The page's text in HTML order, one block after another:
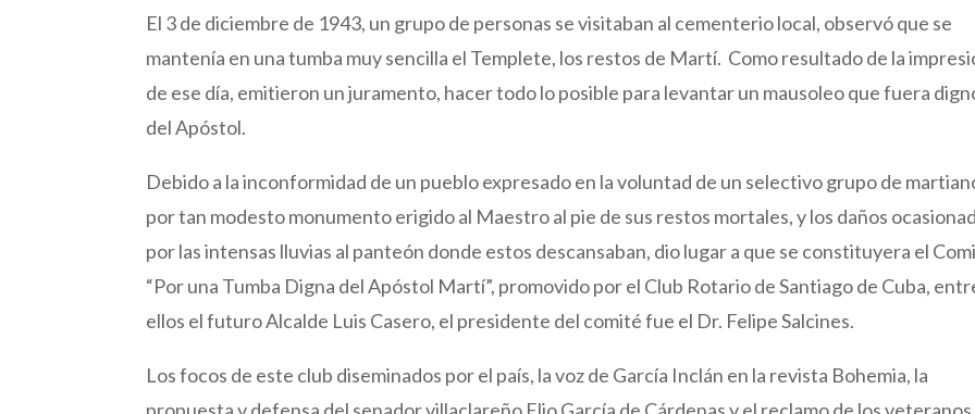
El 3 de diciembre de 1943, un grupo de personas se visitaban al cementerio local, observó que se
mantenía en una tumba muy sencilla el Templete, los restos de Martí. Como resultado de la
de ese día, emitieron un juramento, hacer todo lo posible para levantar un mausoleo que fuera
del Apóstol.
Debido a la inconformidad de un pueblo expresado en la voluntad de un selectivo grupo de
por tan modesto monumento erigido al Maestro al pie de sus restos mortales, y los daños
por las intensas lluvias al panteón donde estos descansaban, dio lugar a que se constituyera el
“Por una Tumba Digna del Apóstol Martí”, promovido por el Club Rotario de Santiago de Cuba,
ellos el futuro Alcalde Luis Casero, el presidente del comité fue el Dr. Felipe Salcines.
Los focos de este club diseminados por el país, la voz de García Inclán en la revista Bohemia, la